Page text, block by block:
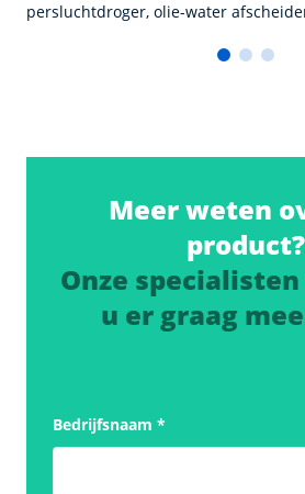
persluchtdroger, olie-water
Meer weten
product?
Onze
u er graag
Bedrijfsnaam *